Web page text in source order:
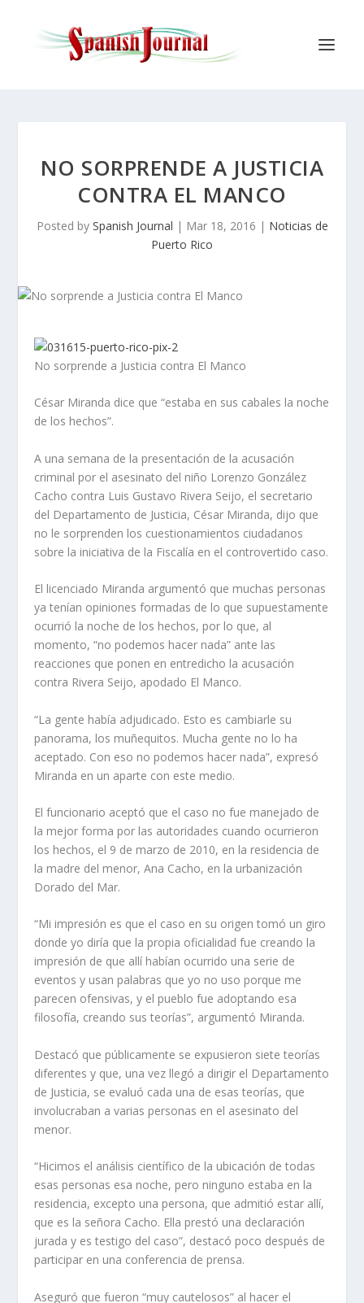
NO SORPRENDE A JUSTICIA
CONTRA EL MANCO
Posted by Spanish Journal | Mar 18, 2016 | Noticias de
Puerto Rico
No sorprende a Justicia contra El Manco
César Miranda dice que “estaba en sus cabales la noche
de los hechos”.
A una semana de la presentación de la acusación
criminal por el asesinato del niño Lorenzo González
Cacho contra Luis Gustavo Rivera Seijo, el secretario
del Departamento de Justicia, César Miranda, dijo que
no le sorprenden los cuestionamientos ciudadanos
sobre la iniciativa de la Fiscalía en el controvertido caso.
El licenciado Miranda argumentó que muchas personas
ya tenían opiniones formadas de lo que supuestamente
ocurrió la noche de los hechos, por lo que, al
momento, “no podemos hacer nada” ante las
reacciones que ponen en entredicho la acusación
contra Rivera Seijo, apodado El Manco.
“La gente había adjudicado. Esto es cambiarle su
panorama, los muñequitos. Mucha gente no lo ha
aceptado. Con eso no podemos hacer nada”, expresó
Miranda en un aparte con este medio.
El funcionario aceptó que el caso no fue manejado de
la mejor forma por las autoridades cuando ocurrieron
los hechos, el 9 de marzo de 2010, en la residencia de
la madre del menor, Ana Cacho, en la urbanización
Dorado del Mar.
“Mi impresión es que el caso en su origen tomó un giro
donde yo diría que la propia oficialidad fue creando la
impresión de que allí habían ocurrido una serie de
eventos y usan palabras que yo no uso porque me
parecen ofensivas, y el pueblo fue adoptando esa
filosofía, creando sus teorías”, argumentó Miranda.
Destacó que públicamente se expusieron siete teorías
diferentes y que, una vez llegó a dirigir el Departamento
de Justicia, se evaluó cada una de esas teorías, que
involucraban a varias personas en el asesinato del
menor.
“Hicimos el análisis científico de la ubicación de todas
esas personas esa noche, pero ninguno estaba en la
residencia, excepto una persona, que admitió estar allí,
que es la señora Cacho. Ella prestó una declaración
jurada y es testigo del caso”, destacó poco después de
participar en una conferencia de prensa.
Aseguró que fueron “muy cautelosos” al hacer el